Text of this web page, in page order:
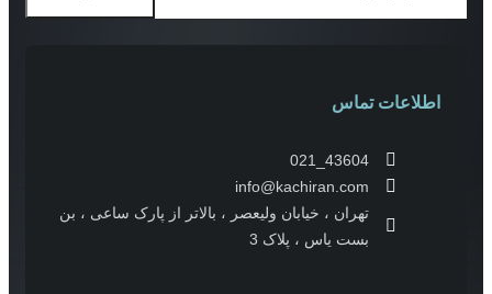
اطلاعات تماس
021_43604
info@kachiran.com
تهران ، خیابان ولیعصر ، بالاتر از پارک ساعی ، بن
بست یاس ، پلاک 3